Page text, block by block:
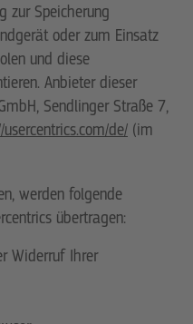
zur Speicherung
oder zum Einsatz
und diese
Anbieter dieser
Sendlinger Straße 7,
usercentrics.com/de/ (im
werden folgende
übertragen:
Widerruf Ihrer